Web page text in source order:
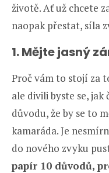
životě. Ať už chcete
naopak přestat, síla
1. Mějte jasný
Proč vám to stojí za
ale divili byste se, jak
důvodu, že by se to
kamaráda. Je
do nového zvyku
papír 10 důvodů,